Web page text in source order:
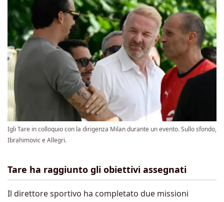
Igli Tare in colloquio con la dirigenza Milan durante un evento. Sullo sfondo,
Ibrahimovic e Allegri.
Tare ha raggiunto gli obiettivi assegnati
Il direttore sportivo ha completato due missioni